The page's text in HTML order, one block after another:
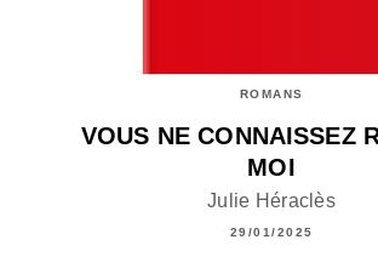
ROMANS
VOUS NE CONNAISSEZ
MOI
Julie Héraclès
29/01/2025